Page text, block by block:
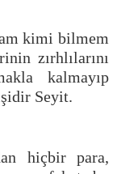
kimi bilmem
zırhlılarını
kalmayıp
Seyit.
hiçbir para,